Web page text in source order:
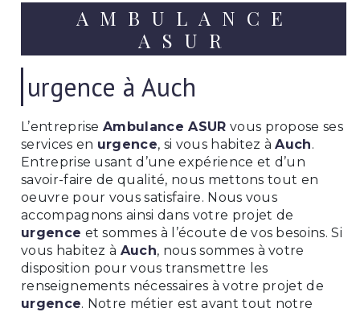
AMBULANCE
ASUR
urgence à Auch
L’entrepriseAmbulance ASUR vous propose ses
services en urgence, si vous habitez àAuch.
Entreprise usant d’une expérience et d’un
savoir-faire de qualité, nous mettons tout en
oeuvre pour vous satisfaire. Nous vous
accompagnons ainsi dans votre projet de
urgence et sommes à l’écoute de vos besoins. Si
vous habitez à Auch, nous sommes à votre
disposition pour vous transmettre les
renseignements nécessaires à votre projet de
urgence. Notre métier est avant tout notre